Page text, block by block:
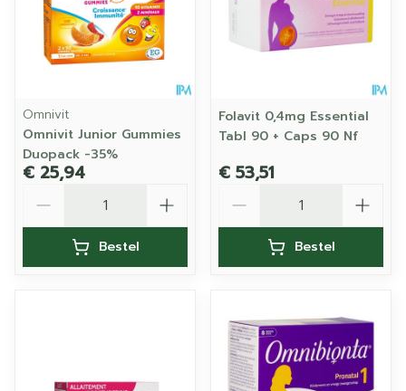
Omnivit
Omnivit Junior Gummies
Duopack -35%
€ 25,94
Bestel
Folavit 0,4mg Essential
Tabl 90 + Caps 90 Nf
€ 53,51
Bestel